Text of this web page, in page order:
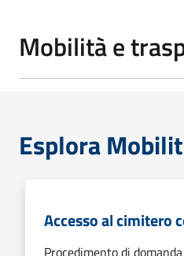
Mobilità e
Esplora
Accesso al cimitero
Procedimento di